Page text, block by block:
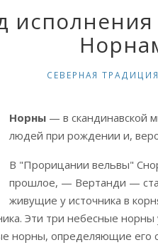
СЕВЕРНАЯ
Норны — в скандинавской
людей при рождении и,
В "Прорицании вельвы"
прошлое, — Вертанди —
живущие у источника в
Эти три небесные
норны, определяющие